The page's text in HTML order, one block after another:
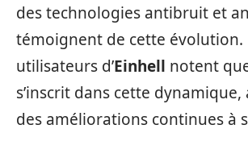
des technologies antibruit et
témoignent de cette évolution.
utilisateurs d’Einhell notent
s’inscrit dans cette
des améliorations continues à